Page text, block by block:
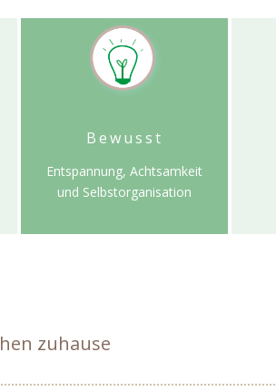
Bewusst
Entspannung, Achtsamkeit
und Selbstorganisation
zuhause